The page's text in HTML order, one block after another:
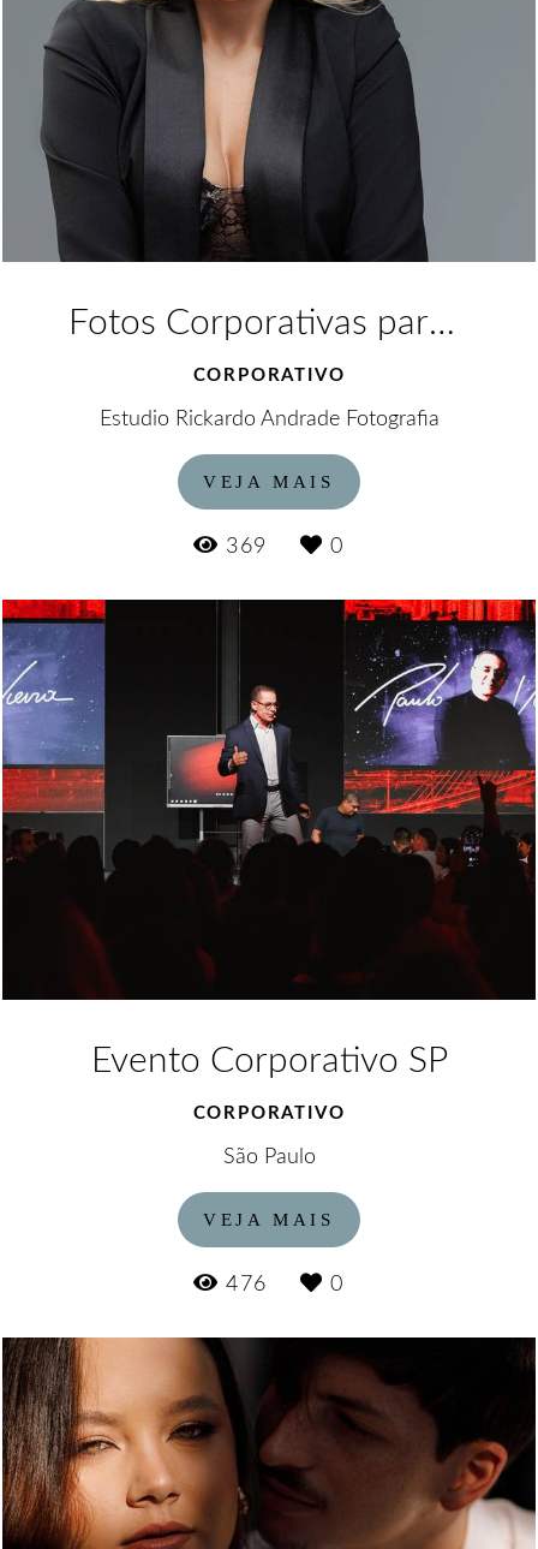
Fotos Corporativas para Mavi Koutzun
CORPORATIVO
Estudio Rickardo Andrade Fotografia
VEJA MAIS
369 0
Evento Corporativo SP
CORPORATIVO
São Paulo
VEJA MAIS
476 0